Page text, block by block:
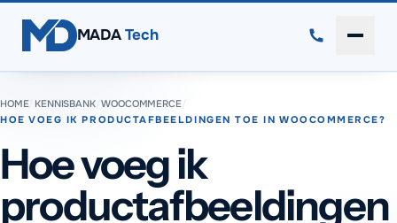
MADA Tech
HOME/ KENNISBANK/WOOCOMMERCE/
HOE VOEG IK PRODUCTAFBEELDINGEN TOE IN WOOCOMMERCE?
Hoe voeg ik
productafbeeldingen